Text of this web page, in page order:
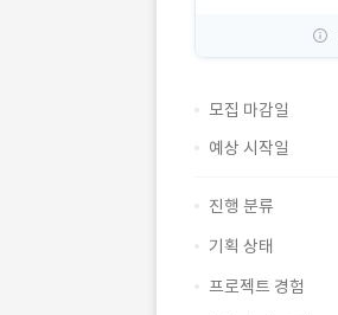
모집 마감일
예상 시작일
진행 분류
기획 상태
프로젝트 경험